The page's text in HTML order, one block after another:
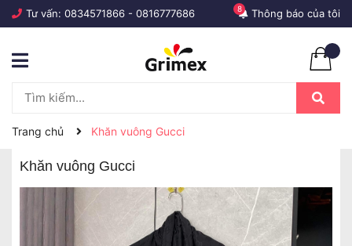
Tư vấn: 0834571866 - 0816777686 Thông báo của tôi
8
Trang chủ Khăn vuông Gucci
Khăn vuông Gucci